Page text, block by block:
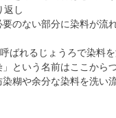
返し
のない部分に染料が流
ばれるじょうろで染料を
という名前はここから
糊や余分な染料を洗い